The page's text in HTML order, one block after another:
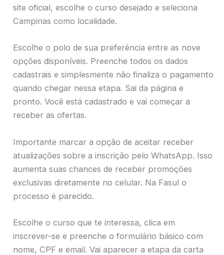
site oficial, escolhe o curso desejado e seleciona
Campinas como localidade.
Escolhe o polo de sua preferência entre as nove
opções disponíveis. Preenche todos os dados
cadastrais e simplesmente não finaliza o pagamento
quando chegar nessa etapa. Sai da página e
pronto. Você está cadastrado e vai começar a
receber as ofertas.
Importante marcar a opção de aceitar receber
atualizações sobre a inscrição pelo WhatsApp. Isso
aumenta suas chances de receber promoções
exclusivas diretamente no celular. Na Fasul o
processo é parecido.
Escolhe o curso que te interessa, clica em
inscrever-se e preenche o formulário básico com
nome, CPF e email. Vai aparecer a etapa da carta